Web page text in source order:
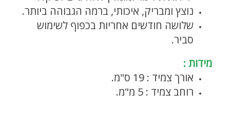
נוצץ ומבריק, איכותי, ברמה הגבוהה ביותר.
שלושה חודשים אחריות בכפוף לשימוש
סביר.
מידות :
אורך צמיד : 19 ס"מ.
רוחב צמיד : 5 מ"מ.